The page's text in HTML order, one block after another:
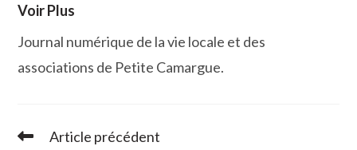
Voir Plus
Journal numérique de la vie locale et des
associations de Petite Camargue.
Read
Article précédent